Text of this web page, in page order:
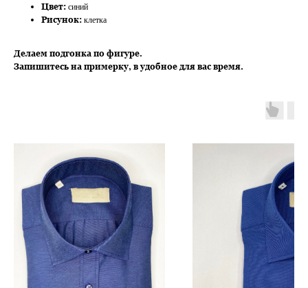
Цвет: синий
Рисунок: клетка
Делаем подгонка по фигуре.
Запишитесь на примерку, в удобное для вас время.